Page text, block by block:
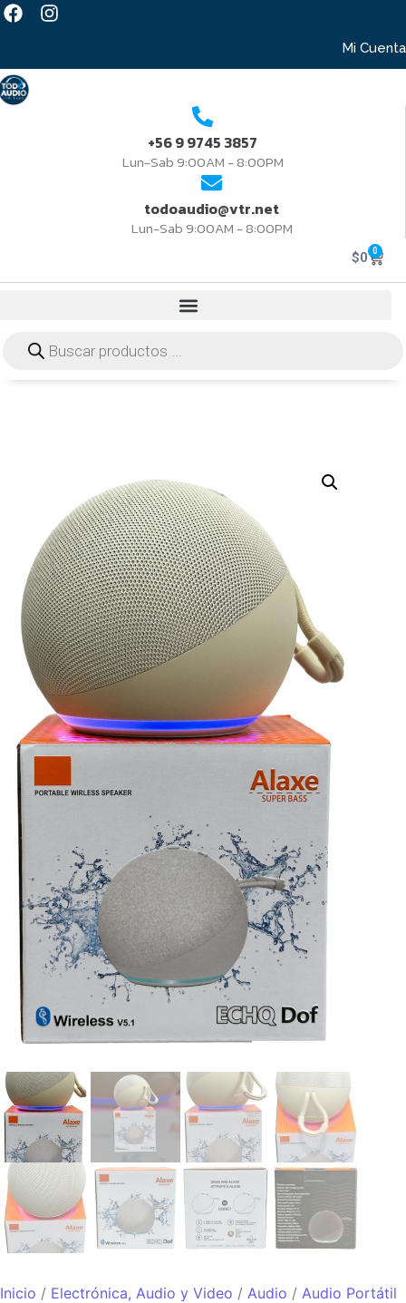
Mi Cuenta
+56 9 9745 3857
Lun-Sab 9:00AM - 8:00PM
todoaudio@vtr.net
Lun-Sab 9:00AM - 8:00PM
$0 0
Inicio / Electrónica, Audio y Video / Audio / Audio Portátil